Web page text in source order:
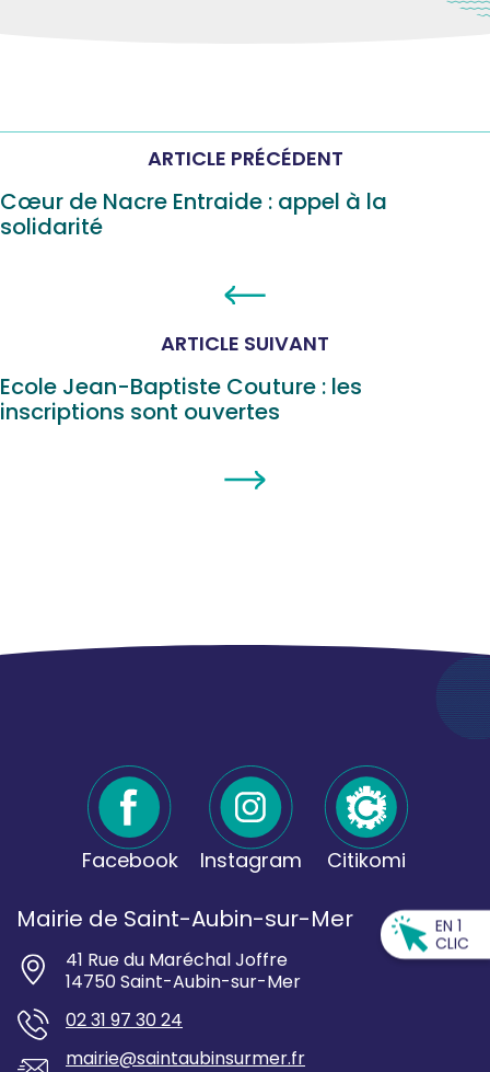
ARTICLE PRÉCÉDENT
Cœur de Nacre Entraide : appel à la
solidarité
ARTICLE SUIVANT
Ecole Jean-Baptiste Couture : les
inscriptions sont ouvertes
Facebook Instagram Citikomi
Mairie de Saint-Aubin-sur-Mer
41 Rue du Maréchal Joffre
14750 Saint-Aubin-sur-Mer
02 31 97 30 24
mairie@saintaubinsurmer.fr
EN 1
CLIC